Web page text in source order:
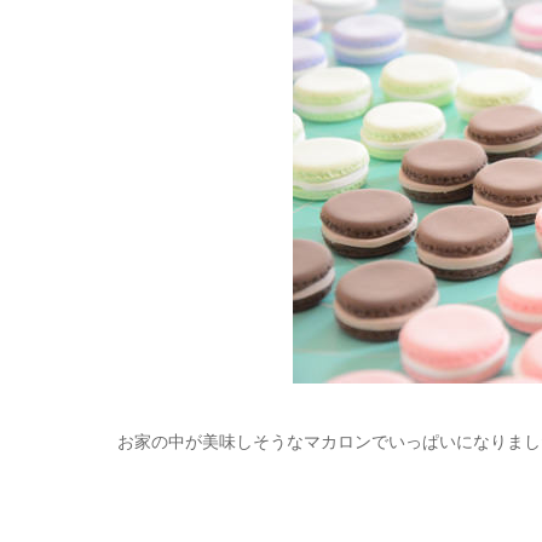
お家の中が美味しそうなマカロンでいっぱいになりま